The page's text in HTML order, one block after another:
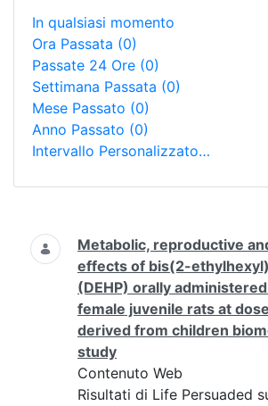
In qualsiasi momento
Ora Passata (0)
Passate 24 Ore (0)
Settimana Passata (0)
Mese Passato (0)
Anno Passato (0)
Intervallo Personalizzato…
Ricerca
Metabolic, reproductive
effects of bis(2-
(DEHP) orally
female juvenile rats at
derived from children
study
Contenuto Web
Risultati di Life Persuaded